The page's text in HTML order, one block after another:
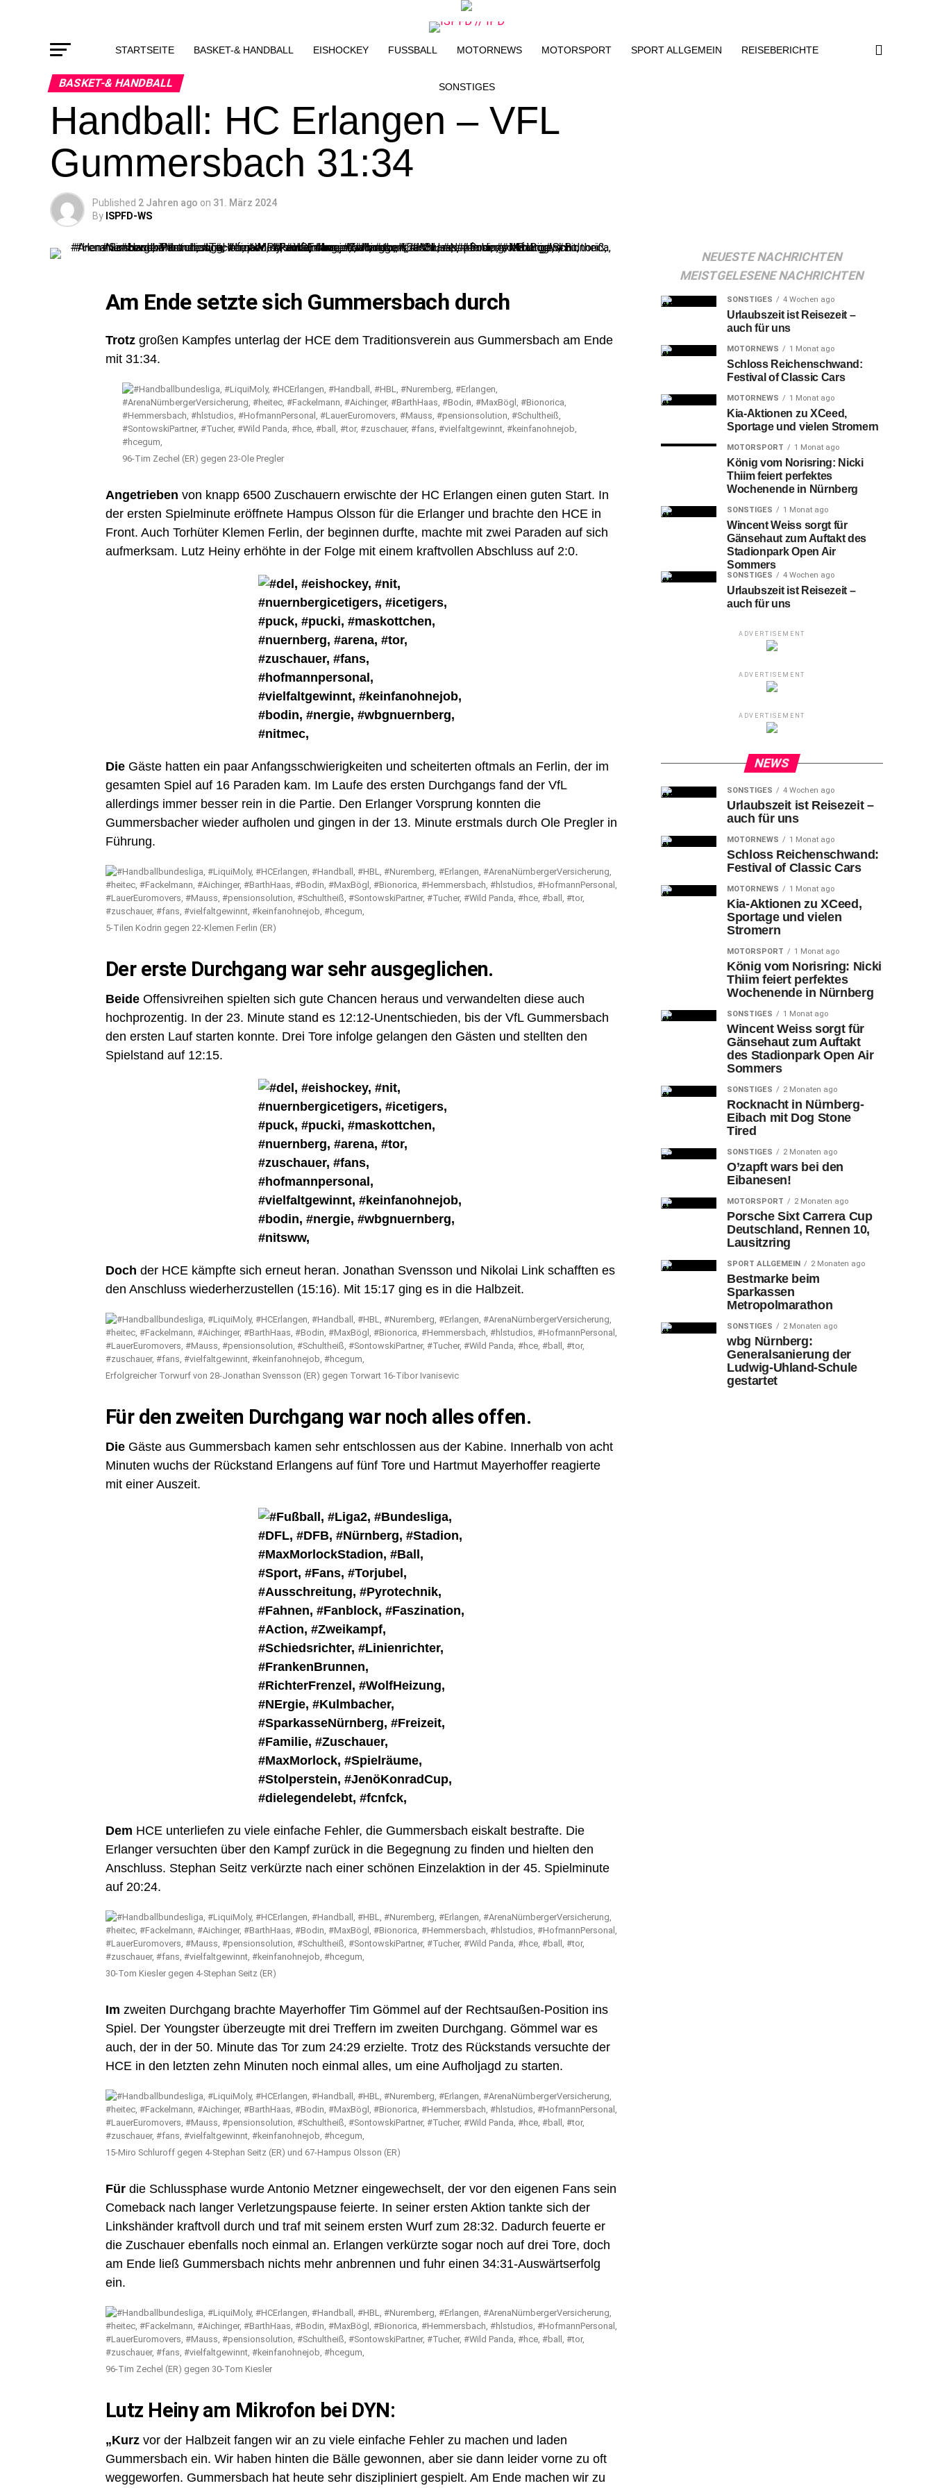
STARTSEITE BASKET-& HANDBALL EISHOCKEY FUSSBALL MOTORNEWS MOTORSPORT SPORT ALLGEMEIN REISEBERICHTE
SONSTIGES
BASKET-& HANDBALL
Handball: HC Erlangen – VFL
Gummersbach 31:34
Published 2 Jahren ago on 31. März 2024
By ISPFD-WS
Am Ende setzte sich Gummersbach durch
Trotz großen Kampfes unterlag der HCE dem Traditionsverein aus Gummersbach am Ende
mit 31:34.
96-Tim Zechel (ER) gegen 23-Ole Pregler
Angetrieben von knapp 6500 Zuschauern erwischte der HC Erlangen einen guten Start. In
der ersten Spielminute eröffnete Hampus Olsson für die Erlanger und brachte den HCE in
Front. Auch Torhüter Klemen Ferlin, der beginnen durfte, machte mit zwei Paraden auf sich
aufmerksam. Lutz Heiny erhöhte in der Folge mit einem kraftvollen Abschluss auf 2:0.
Die Gäste hatten ein paar Anfangsschwierigkeiten und scheiterten oftmals an Ferlin, der im
gesamten Spiel auf 16 Paraden kam. Im Laufe des ersten Durchgangs fand der VfL
allerdings immer besser rein in die Partie. Den Erlanger Vorsprung konnten die
Gummersbacher wieder aufholen und gingen in der 13. Minute erstmals durch Ole Pregler in
Führung.
5-Tilen Kodrin gegen 22-Klemen Ferlin (ER)
Der erste Durchgang war sehr ausgeglichen.
Beide Offensivreihen spielten sich gute Chancen heraus und verwandelten diese auch
hochprozentig. In der 23. Minute stand es 12:12-Unentschieden, bis der VfL Gummersbach
den ersten Lauf starten konnte. Drei Tore infolge gelangen den Gästen und stellten den
Spielstand auf 12:15.
Doch der HCE kämpfte sich erneut heran. Jonathan Svensson und Nikolai Link schafften es
den Anschluss wiederherzustellen (15:16). Mit 15:17 ging es in die Halbzeit.
Erfolgreicher Torwurf von 28-Jonathan Svensson (ER) gegen Torwart 16-Tibor Ivanisevic
Für den zweiten Durchgang war noch alles offen.
Die Gäste aus Gummersbach kamen sehr entschlossen aus der Kabine. Innerhalb von acht
Minuten wuchs der Rückstand Erlangens auf fünf Tore und Hartmut Mayerhoffer reagierte
mit einer Auszeit.
Dem HCE unterliefen zu viele einfache Fehler, die Gummersbach eiskalt bestrafte. Die
Erlanger versuchten über den Kampf zurück in die Begegnung zu finden und hielten den
Anschluss. Stephan Seitz verkürzte nach einer schönen Einzelaktion in der 45. Spielminute
auf 20:24.
30-Tom Kiesler gegen 4-Stephan Seitz (ER)
Im zweiten Durchgang brachte Mayerhoffer Tim Gömmel auf der Rechtsaußen-Position ins
Spiel. Der Youngster überzeugte mit drei Treffern im zweiten Durchgang. Gömmel war es
auch, der in der 50. Minute das Tor zum 24:29 erzielte. Trotz des Rückstands versuchte der
HCE in den letzten zehn Minuten noch einmal alles, um eine Aufholjagd zu starten.
15-Miro Schluroff gegen 4-Stephan Seitz (ER) und 67-Hampus Olsson (ER)
Für die Schlussphase wurde Antonio Metzner eingewechselt, der vor den eigenen Fans sein
Comeback nach langer Verletzungspause feierte. In seiner ersten Aktion tankte sich der
Linkshänder kraftvoll durch und traf mit seinem ersten Wurf zum 28:32. Dadurch feuerte er
die Zuschauer ebenfalls noch einmal an. Erlangen verkürzte sogar noch auf drei Tore, doch
am Ende ließ Gummersbach nichts mehr anbrennen und fuhr einen 34:31-Auswärtserfolg
ein.
96-Tim Zechel (ER) gegen 30-Tom Kiesler
Lutz Heiny am Mikrofon bei DYN:
„Kurz vor der Halbzeit fangen wir an zu viele einfache Fehler zu machen und laden
Gummersbach ein. Wir haben hinten die Bälle gewonnen, aber sie dann leider vorne zu oft
weggeworfen. Gummersbach hat heute sehr diszipliniert gespielt. Am Ende machen wir zu
NEUESTE NACHRICHTEN
MEISTGELESENE NACHRICHTEN
SONSTIGES 4 Wochen ago
Urlaubszeit ist Reisezeit –
auch für uns
MOTORNEWS 1 Monat ago
Schloss Reichenschwand:
Festival of Classic Cars
MOTORNEWS 1 Monat ago
Kia-Aktionen zu XCeed,
Sportage und vielen Stromern
MOTORSPORT 1 Monat ago
König vom Norisring: Nicki
Thiim feiert perfektes
Wochenende in Nürnberg
SONSTIGES 1 Monat ago
Wincent Weiss sorgt für
Gänsehaut zum Auftakt des
Stadionpark Open Air
Sommers
SONSTIGES 4 Wochen ago
Urlaubszeit ist Reisezeit –
auch für uns
ADVERTISEMENT
ADVERTISEMENT
ADVERTISEMENT
NEWS
SONSTIGES 4 Wochen ago
Urlaubszeit ist Reisezeit –
auch für uns
MOTORNEWS 1 Monat ago
Schloss Reichenschwand:
Festival of Classic Cars
MOTORNEWS 1 Monat ago
Kia-Aktionen zu XCeed,
Sportage und vielen
Stromern
MOTORSPORT 1 Monat ago
König vom Norisring: Nicki
Thiim feiert perfektes
Wochenende in Nürnberg
SONSTIGES 1 Monat ago
Wincent Weiss sorgt für
Gänsehaut zum Auftakt
des Stadionpark Open Air
Sommers
SONSTIGES 2 Monaten ago
Rocknacht in Nürnberg-
Eibach mit Dog Stone
Tired
SONSTIGES 2 Monaten ago
O’zapft wars bei den
Eibanesen!
MOTORSPORT 2 Monaten ago
Porsche Sixt Carrera Cup
Deutschland, Rennen 10,
Lausitzring
SPORT ALLGEMEIN 2 Monaten ago
Bestmarke beim
Sparkassen
Metropolmarathon
SONSTIGES 2 Monaten ago
wbg Nürnberg:
Generalsanierung der
Ludwig-Uhland-Schule
gestartet